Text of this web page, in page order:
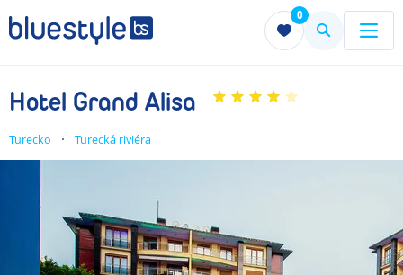
0
Menu Menu
Hotel Grand Alisa
Turecko Turecká riviéra